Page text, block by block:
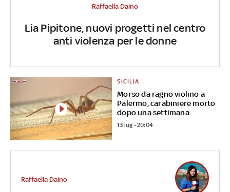
Lia Pipitone, nuovi progetti nel centro
anti violenza per le donne
Raffaella Daino
Morso da ragno violino a
Palermo, carabiniere morto
dopo una settimana
SICILIA
13 lug - 20:04
Raffaella Daino